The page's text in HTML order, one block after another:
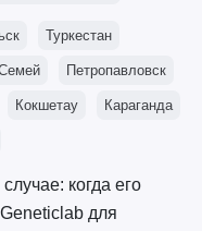
Туркестан
Петропавловск
Кокшетау Караганда
когда его
для